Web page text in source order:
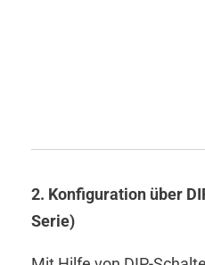
2. Konfiguration über
Serie)